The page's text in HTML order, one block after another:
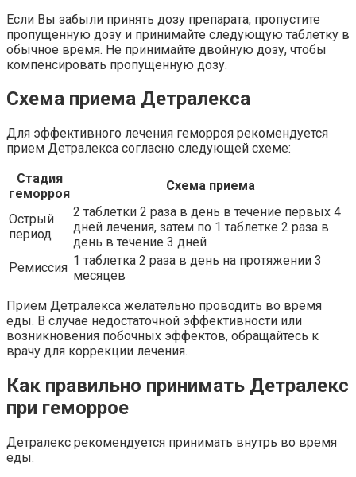
Если Вы забыли принять дозу препарата, пропустите
пропущенную дозу и принимайте следующую таблетку в
обычное время. Не принимайте двойную дозу, чтобы
компенсировать пропущенную дозу.
Схема приема Детралекса
Для эффективного лечения геморроя рекомендуется
прием Детралекса согласно следующей схеме:
Стадия
геморроя
Схема приема
Острый
период
2 таблетки 2 раза в день в течение первых 4
дней лечения, затем по 1 таблетке 2 раза в
день в течение 3 дней
Ремиссия 1 таблетка 2 раза в день на протяжении 3
месяцев
Прием Детралекса желательно проводить во время
еды. В случае недостаточной эффективности или
возникновения побочных эффектов, обращайтесь к
врачу для коррекции лечения.
Как правильно принимать Детралекс
при геморрое
Детралекс рекомендуется принимать внутрь во время
еды.